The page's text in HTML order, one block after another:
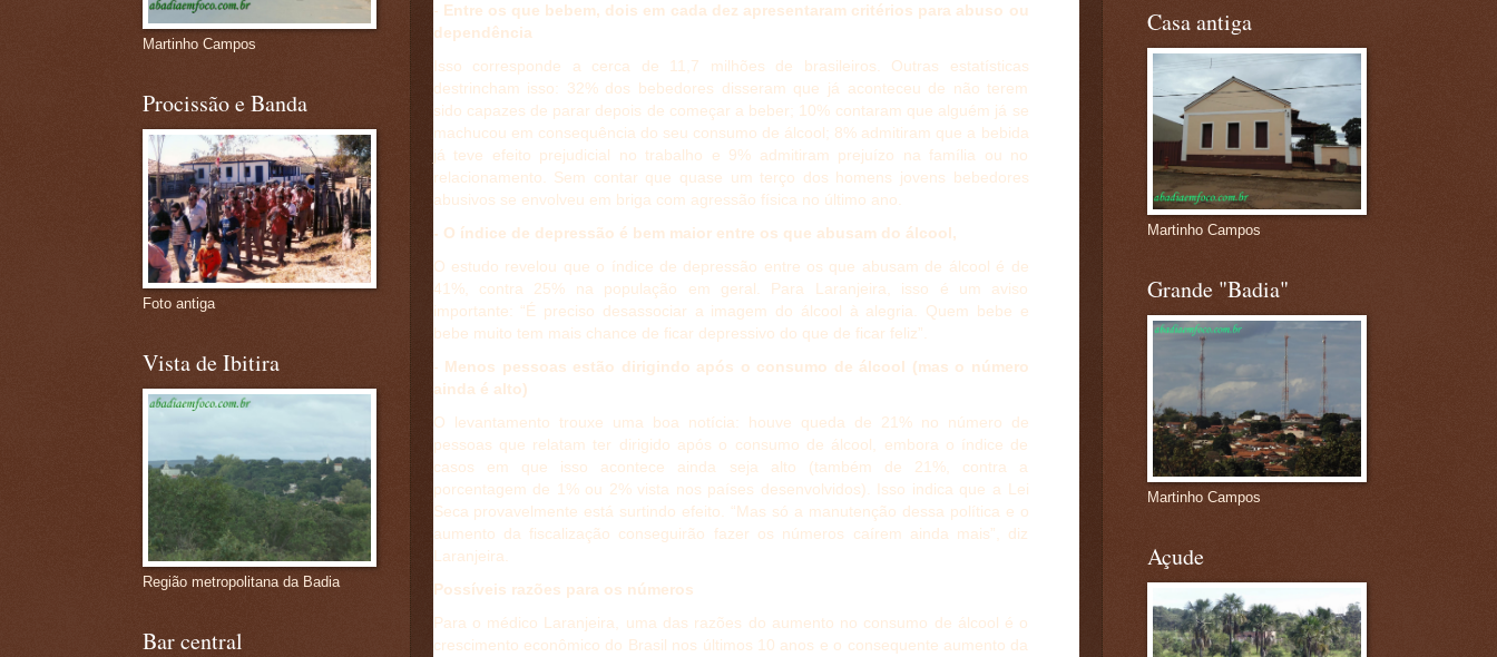
- Entre os que bebem, dois em cada dez apresentaram critérios para abuso ou
dependência
Isso corresponde a cerca de 11,7 milhões de brasileiros. Outras estatísticas
destrincham isso: 32% dos bebedores disseram que já aconteceu de não terem
sido capazes de parar depois de começar a beber; 10% contaram que alguém já se
machucou em consequência do seu consumo de álcool; 8% admitiram que a bebida
já teve efeito prejudicial no trabalho e 9% admitiram prejuízo na família ou no
relacionamento. Sem contar que quase um terço dos homens jovens bebedores
abusivos se envolveu em briga com agressão física no último ano.
- O índice de depressão é bem maior entre os que abusam do álcool,
O estudo revelou que o índice de depressão entre os que abusam de álcool é de
41%, contra 25% na população em geral. Para Laranjeira, isso é um aviso
importante: “É preciso desassociar a imagem do álcool à alegria. Quem bebe e
bebe muito tem mais chance de ficar depressivo do que de ficar feliz”.
- Menos pessoas estão dirigindo após o consumo de álcool (mas o número
ainda é alto)
O levantamento trouxe uma boa notícia: houve queda de 21% no número de
pessoas que relatam ter dirigido após o consumo de álcool, embora o índice de
casos em que isso acontece ainda seja alto (também de 21%, contra a
porcentagem de 1% ou 2% vista nos países desenvolvidos). Isso indica que a Lei
Seca provavelmente está surtindo efeito. “Mas só a manutenção dessa política e o
aumento da fiscalização conseguirão fazer os números caírem ainda mais”, diz
Laranjeira.
Possíveis razões para os números
Para o médico Laranjeira, uma das razões do aumento no consumo de álcool é o
crescimento econômico do Brasil nos últimos 10 anos e o consequente aumento da
Martinho Campos
Procissão e Banda
Foto antiga
Vista de Ibitira
Região metropolitana da Badia
Bar central
Casa antiga
Martinho Campos
Grande "Badia"
Martinho Campos
Açude